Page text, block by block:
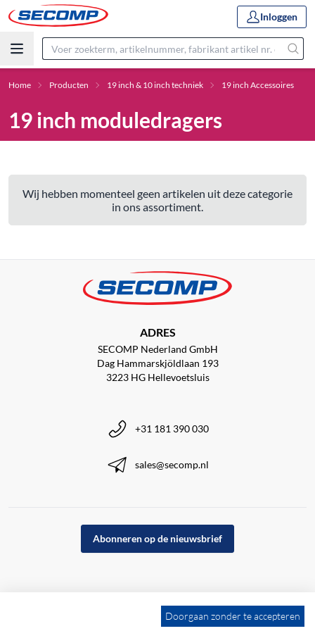
Inloggen
Home Producten 19 inch & 10 inch techniek 19 inch Accessoires
19 inch moduledragers
Wij hebben momenteel geen artikelen uit deze categorie
in ons assortiment.
ADRES
SECOMP Nederland GmbH
Dag Hammarskjöldlaan 193
3223 HG Hellevoetsluis
+31 181 390 030
sales@secomp.nl
Abonneren op de nieuwsbrief
Doorgaan zonder te accepteren